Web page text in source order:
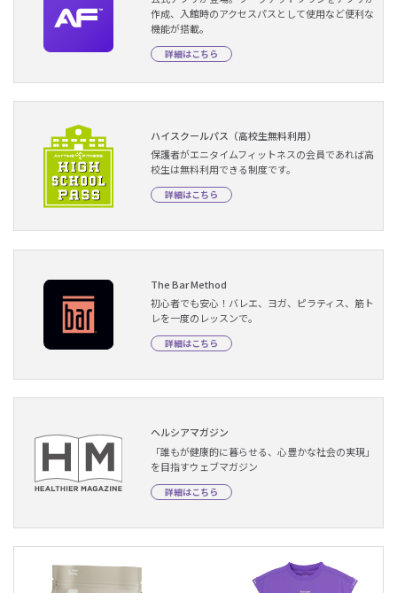
作成、入館時のアクセスパスとして使用など便利な
機能が搭載。
詳細はこちら
ハイスクールパス（高校生無料利用）
保護者がエニタイムフィットネスの会員であれば高
校生は無料利用できる制度です。
詳細はこちら
The Bar Method
初心者でも安心！バレエ、ヨガ、ピラティス、筋ト
レを一度のレッスンで。
詳細はこちら
ヘルシアマガジン
「誰もが健康的に暮らせる、心豊かな社会の実現」
を目指すウェブマガジン
詳細はこちら